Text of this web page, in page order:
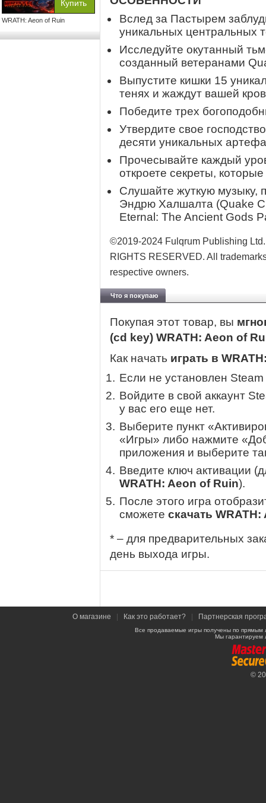
WRATH: Aeon of Ruin
Вслед за Пастырем
уникальных центральных
Исследуйте окутанный
созданный ветеранами
Выпустите кишки 15
тенях и жаждут вашей
Победите трех
Утвердите свое
десяти уникальных
Прочесывайте каждый
откроете секреты,
Слушайте жуткую
Эндрю Халшалта (Quake
Eternal: The Ancient Gods
©2019-2024 Fulqrum Publishing
RIGHTS RESERVED. All
respective owners.
Что я покупаю
Покупая этот товар, вы
(cd key) WRATH: Aeon of
Как начать играть в
Если не установлен
Войдите в свой аккаунт
у вас его еще нет.
Выберите пункт
«Игры» либо нажмите
приложения и выберите
Введите ключ активации
WRATH: Aeon of Ruin).
После этого игра
сможете скачать
* – для предварительных
день выхода игры.
О магазине Как это работает? Партнерская
Все продаваемые игры получены по
Мы гарантируем
©